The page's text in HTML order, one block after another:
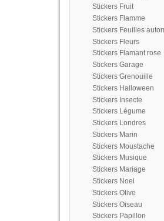
Stickers Fruit
Stickers Flamme
Stickers Feuilles
Stickers Fleurs
Stickers Flamant rose
Stickers Garage
Stickers Grenouille
Stickers Halloween
Stickers Insecte
Stickers Légume
Stickers Londres
Stickers Marin
Stickers Moustache
Stickers Musique
Stickers Mariage
Stickers Noel
Stickers Olive
Stickers Oiseau
Stickers Papillon